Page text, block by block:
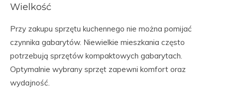
Wielkość
Przy zakupu sprzętu kuchennego nie można pomijać
czynnika gabarytów. Niewielkie mieszkania często
potrzebują sprzętów kompaktowych gabarytach.
Optymalnie wybrany sprzęt zapewni komfort oraz
wydajność.